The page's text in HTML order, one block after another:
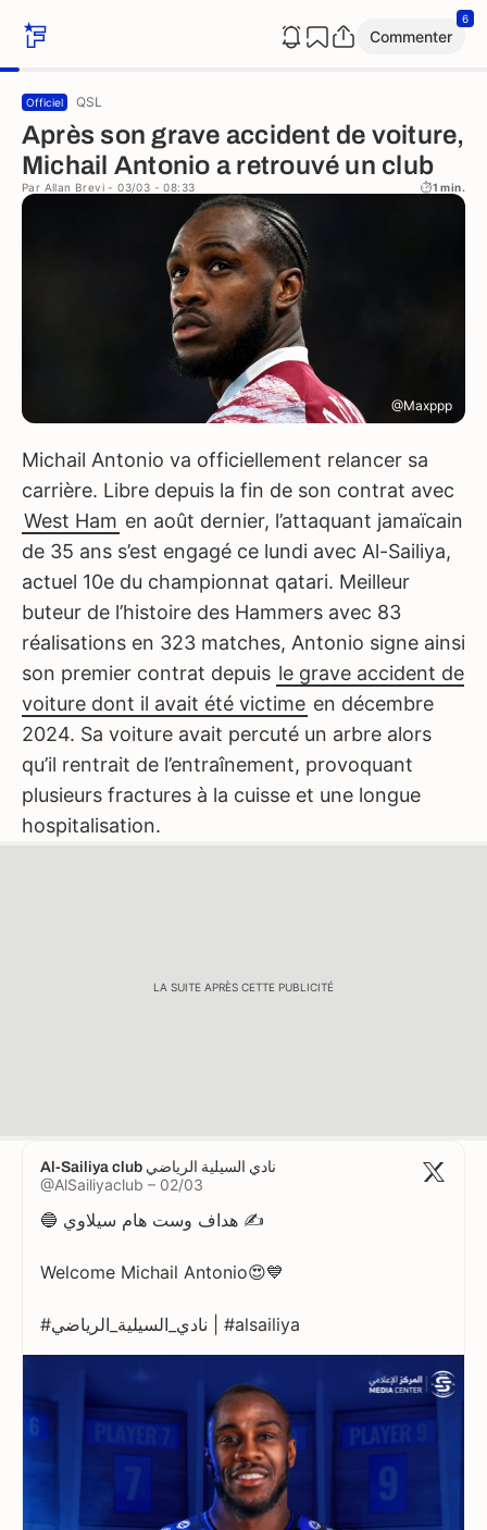
Commenter
6
Officiel QSL
Après son grave accident de voiture,
Michail Antonio a retrouvé un club
Par Allan Brevi - 03/03 - 08:33 1 min.
@Maxppp
Michail Antonio va officiellement relancer sa
carrière. Libre depuis la fin de son contrat avec
West Ham en août dernier, l’attaquant jamaïcain
de 35 ans s’est engagé ce lundi avec Al-Sailiya,
actuel 10e du championnat qatari. Meilleur
buteur de l’histoire des Hammers avec 83
réalisations en 323 matches, Antonio signe ainsi
son premier contrat depuis le grave accident de
voiture dont il avait été victime en décembre
2024. Sa voiture avait percuté un arbre alors
qu’il rentrait de l’entraînement, provoquant
plusieurs fractures à la cuisse et une longue
hospitalisation.
LA SUITE APRÈS CETTE PUBLICITÉ
Al-Sailiya club نادي السيلية الرياضي
@AlSailiyaclub – 02/03
🔵 هداف وست هام سيلاوي ✍️
Welcome Michail Antonio😍💙
#نادي_السيلية_الرياضي | #alsailiya